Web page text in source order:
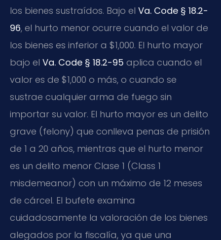
los bienes sustraídos. Bajo el Va. Code § 18.2-
96, el hurto menor ocurre cuando el valor de
los bienes es inferior a $1,000. El hurto mayor
bajo el Va. Code § 18.2-95 aplica cuando el
valor es de $1,000 o más, o cuando se
sustrae cualquier arma de fuego sin
importar su valor. El hurto mayor es un delito
grave (felony) que conlleva penas de prisión
de 1 a 20 años, mientras que el hurto menor
es un delito menor Clase 1 (Class 1
misdemeanor) con un máximo de 12 meses
de cárcel. El bufete examina
cuidadosamente la valoración de los bienes
alegados por la fiscalía, ya que una